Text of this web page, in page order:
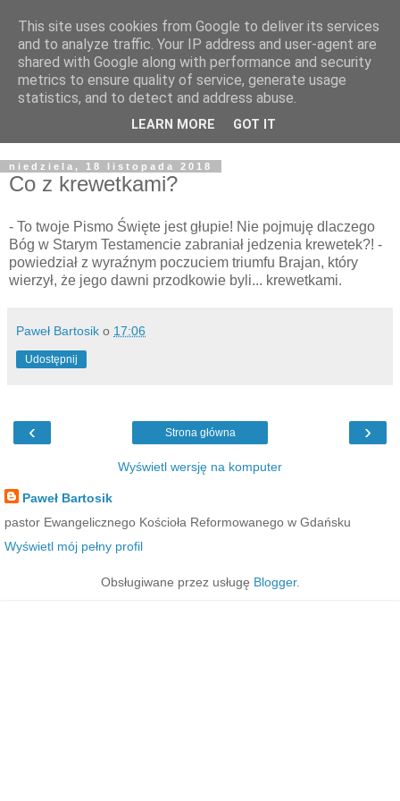
Żyjąc wiarą w REALNYM
świecie
Blog pastora Pawła Bartosika
niedziela, 18 listopada 2018
Co z krewetkami?
- To twoje Pismo Święte jest głupie! Nie pojmuję dlaczego
Bóg w Starym Testamencie zabraniał jedzenia krewetek?! -
powiedział z wyraźnym poczuciem triumfu Brajan, który
wierzył, że jego dawni przodkowie byli... krewetkami.
Paweł Bartosik o 17:06
Udostępnij
‹ ›
Strona główna
Wyświetl wersję na komputer
Paweł Bartosik
pastor Ewangelicznego Kościoła Reformowanego w Gdańsku
Wyświetl mój pełny profil
Obsługiwane przez usługę Blogger.
This site uses cookies from Google to deliver its services
and to analyze traffic. Your IP address and user-agent are
shared with Google along with performance and security
metrics to ensure quality of service, generate usage
statistics, and to detect and address abuse.
LEARN MORE GOT IT